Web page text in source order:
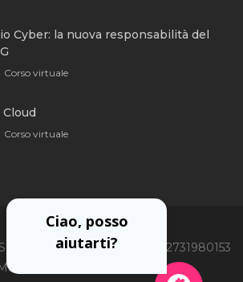
Cyber: la nuova responsabilità del
Corso virtuale
Corso virtuale
International Srl - P.Iva 02731980153
Oscuri 3, 20125 Milano
Ciao, posso
aiutarti?